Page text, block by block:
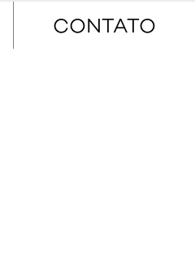
CONTATO